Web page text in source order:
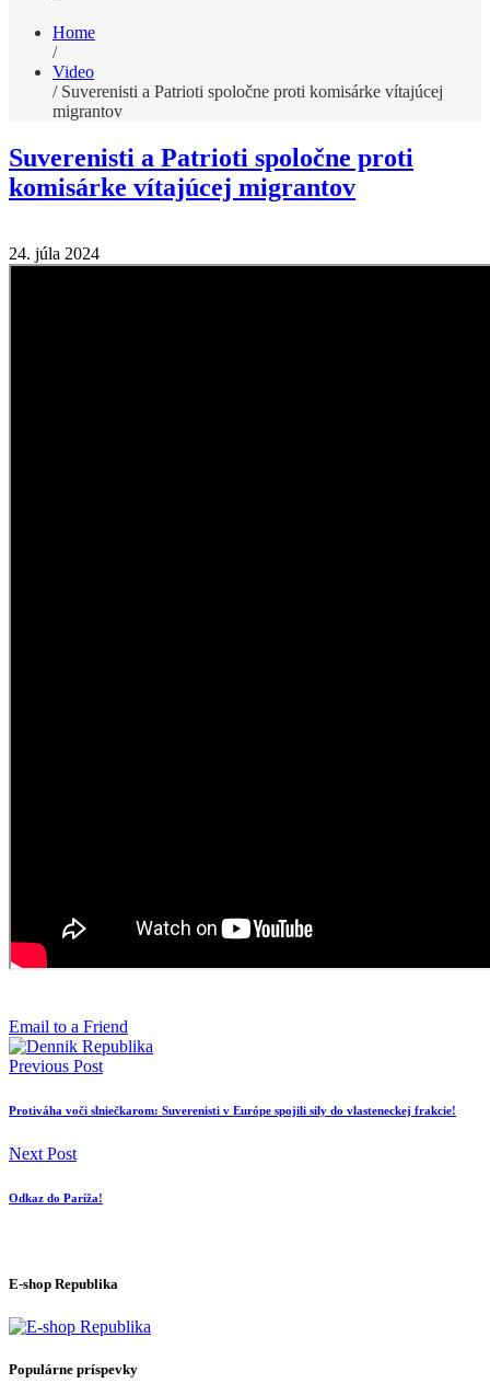
Home
/
Video
/ Suverenisti a Patrioti spoločne proti komisárke vítajúcej
migrantov
Suverenisti a Patrioti spoločne proti
komisárke vítajúcej migrantov
24. júla 2024
Email to a Friend
Previous Post
Protiváha voči slniečkarom: Suverenisti v Európe spojili sily do vlasteneckej frakcie!
Next Post
Odkaz do Paríža!
E-shop Republika
Populárne príspevky